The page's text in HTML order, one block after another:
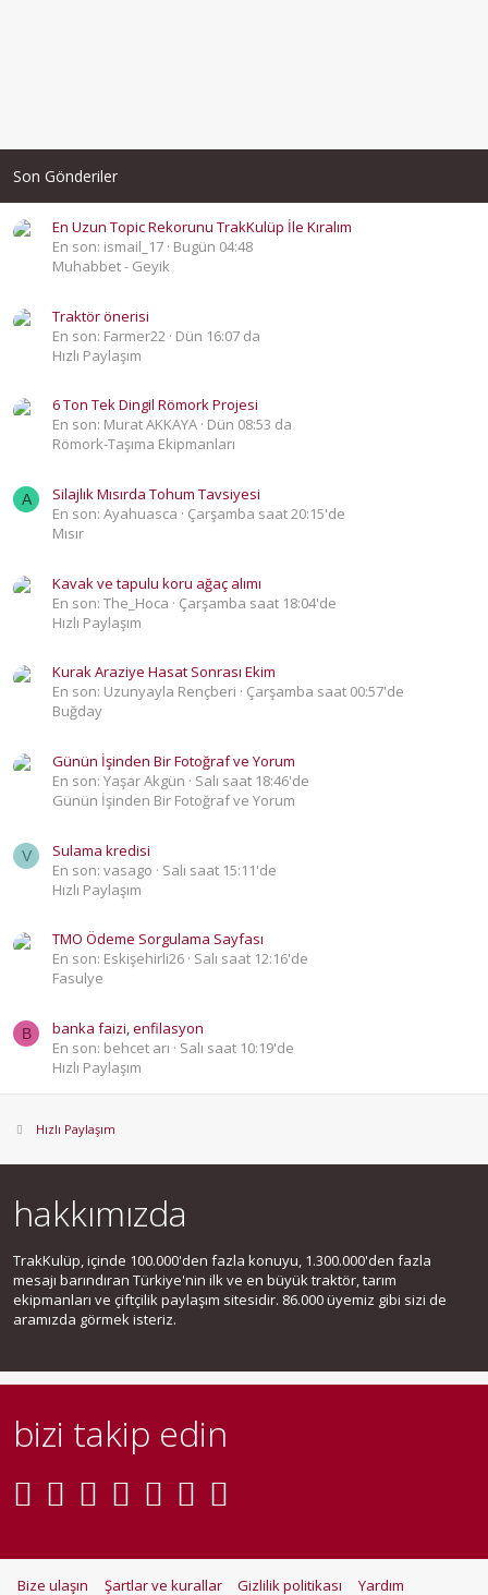
Son Gönderiler
En Uzun Topic Rekorunu TrakKulüp İle Kıralım
En son: ismail_17 Bugün 04:48
Muhabbet - Geyik
Traktör önerisi
En son: Farmer22 Dün 16:07 da
Hızlı Paylaşım
6 Ton Tek Dingil Römork Projesi
En son: Murat AKKAYA Dün 08:53 da
Römork-Taşıma Ekipmanları
A
Silajlık Mısırda Tohum Tavsiyesi
En son: Ayahuasca
Çarşamba saat 20:15'de
Mısır
Kavak ve tapulu koru ağaç alımı
En son: The_Hoca
Çarşamba saat 18:04'de
Hızlı Paylaşım
Kurak Araziye Hasat Sonrası Ekim
En son: Uzunyayla Rençberi
Çarşamba saat 00:57'de
Buğday
Günün İşinden Bir Fotoğraf ve Yorum
En son: Yaşar Akgün
Salı saat 18:46'de
Günün İşinden Bir Fotoğraf ve Yorum
V
Sulama kredisi
En son: vasago
Salı saat 15:11'de
Hızlı Paylaşım
TMO Ödeme Sorgulama Sayfası
En son: Eskişehirli26 Salı saat 12:16'de
Fasulye
B
banka faizi, enfilasyon
En son: behcet arı
Salı saat 10:19'de
Hızlı Paylaşım
Hızlı Paylaşım
hakkımızda
TrakKulüp, içinde 100.000'den fazla konuyu, 1.300.000'den fazla
mesajı barındıran Türkiye'nin ilk ve en büyük traktör, tarım
ekipmanları ve çiftçilik paylaşım sitesidir. 86.000 üyemiz gibi sizi de
aramızda görmek isteriz.
bizi takip edin
Bize ulaşın Şartlar ve kurallar Gizlilik politikası Yardım